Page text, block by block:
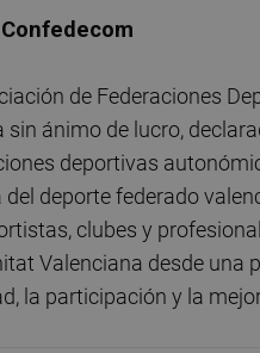
de Federaciones
sin ánimo de lucro,
deportivas
del deporte federado
clubes y
Valenciana desde una
la participación y la